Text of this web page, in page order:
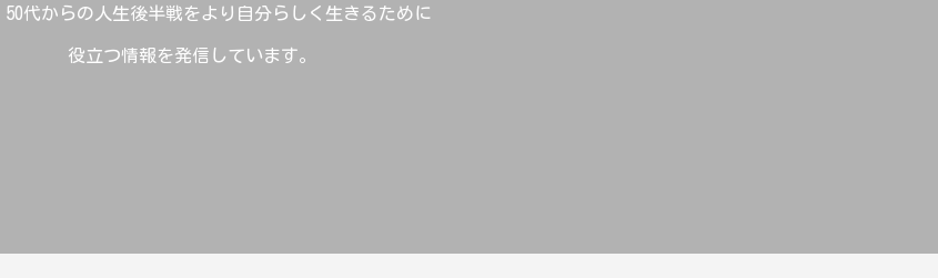
50代からの人生後半戦をより自分らしく生きるために
役立つ情報を発信しています。